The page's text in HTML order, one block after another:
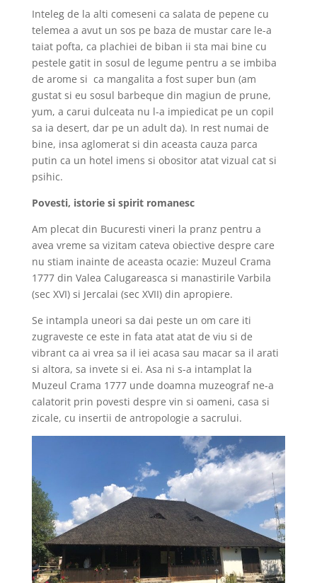
Inteleg de la alti comeseni ca salata de pepene cu
telemea a avut un sos pe baza de mustar care le-a
taiat pofta, ca plachiei de biban ii sta mai bine cu
pestele gatit in sosul de legume pentru a se imbiba
de arome si ca mangalita a fost super bun (am
gustat si eu sosul barbeque din magiun de prune,
yum, a carui dulceata nu l-a impiedicat pe un copil
sa ia desert, dar pe un adult da). In rest numai de
bine, insa aglomerat si din aceasta cauza parca
putin ca un hotel imens si obositor atat vizual cat si
psihic.
Povesti, istorie si spirit romanesc
Am plecat din Bucuresti vineri la pranz pentru a
avea vreme sa vizitam cateva obiective despre care
nu stiam inainte de aceasta ocazie: Muzeul Crama
1777 din Valea Calugareasca si manastirile Varbila
(sec XVI) si Jercalai (sec XVII) din apropiere.
Se intampla uneori sa dai peste un om care iti
zugraveste ce este in fata atat atat de viu si de
vibrant ca ai vrea sa il iei acasa sau macar sa il arati
si altora, sa invete si ei. Asa ni s-a intamplat la
Muzeul Crama 1777 unde doamna muzeograf ne-a
calatorit prin povesti despre vin si oameni, casa si
zicale, cu insertii de antropologie a sacrului.